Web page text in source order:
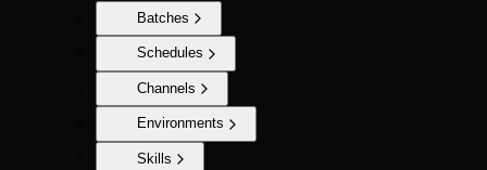
Batches
Schedules
Channels
Environments
Skills